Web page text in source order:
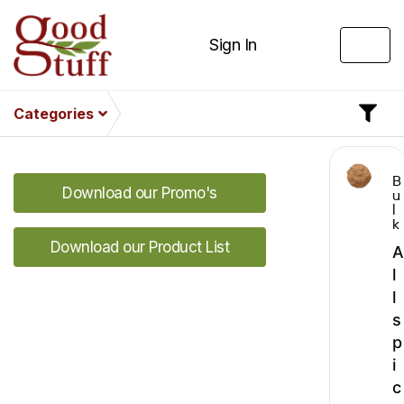
Sign In
Categories
Download our Promo's
Download our Product List
B
u
l
k
A
l
l
s
p
i
c